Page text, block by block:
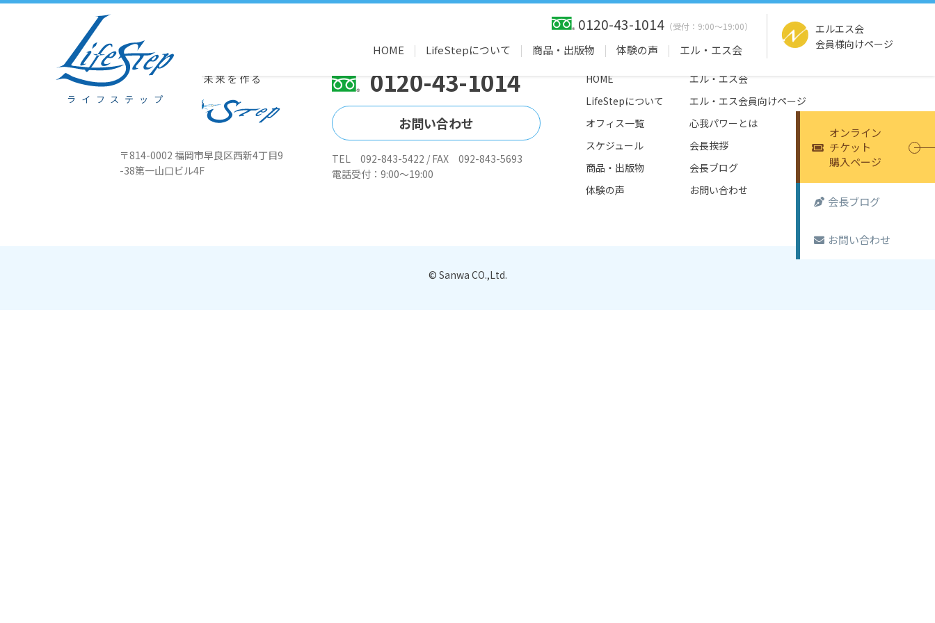
ライフステップ
0120-43-1014
HOME LifeStepについて 商品・出版物 体験の声 エル・エス会
エルエス会
会員様向けページ
オンライン
チケット
購入ページ
会長ブログ
お問い合わせ
11月23日（土）会長はビジョンセンター浜松町でＮスタイル日、八幡オフィスは人間関係向上セミナーです
豊かな心が未来を作る
〒814-0002 福岡市早良区西新4丁目9
-38第一山口ビル4F
0120-43-1014
お問い合わせ
TEL 092-843-5422 / FAX 092-843-5693
電話受付：9:00～19:00
HOME
エル・エス会
LifeStepについて
エル・エス会員向けページ
オフィス一覧
心我パワーとは
スケジュール
会長挨拶
商品・出版物
会長ブログ
体験の声
お問い合わせ
© Sanwa CO.,Ltd.